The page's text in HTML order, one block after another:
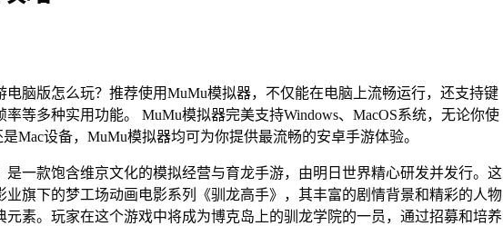
电脑版怎么玩？推荐使用MuMu模拟器，不仅能在电脑上流畅运行，还支持键
等多种实用功能。 MuMu模拟器完美支持Windows、MacOS系统，无论你使
Mac设备，MuMu模拟器均可为你提供最流畅的安卓手游体验。
是一款饱含维京文化的模拟经营与育龙手游，由明日世界精心研发并发行。这
业旗下的梦工场动画电影系列《驯龙高手》，其丰富的剧情背景和精彩的人物
元素。玩家在这个游戏中将成为博克岛上的驯龙学院的一员，通过招募和培养